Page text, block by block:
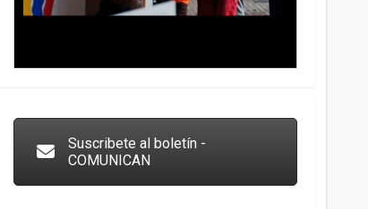
Suscribete al boletín -
COMUNICAN